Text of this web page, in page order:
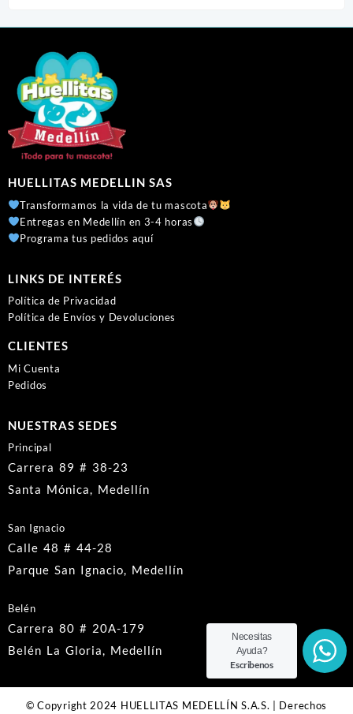
HUELLITAS MEDELLIN SAS
Transformamos la vida de tu mascota
Entregas en Medellín en 3-4 horas
Programa tus pedidos aquí
LINKS DE INTERÉS
Política de Privacidad
Política de Envíos y Devoluciones
CLIENTES
Mi Cuenta
Pedidos
NUESTRAS SEDES
Principal
Carrera 89 # 38-23
Santa Mónica, Medellín
San Ignacio
Calle 48 # 44-28
Parque San Ignacio, Medellín
Belén
Carrera 80 # 20A-179
Belén La Gloria, Medellín
© Copyright 2024 HUELLITAS MEDELLÍN S.A.S. | Derechos
Necesitas
Ayuda?
Escribenos